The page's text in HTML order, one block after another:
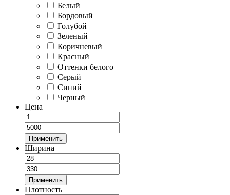
Белый
Бордовый
Голубой
Зеленый
Коричневый
Красный
Оттенки белого
Серый
Синий
Черный
Цена
Применить
Ширина
Применить
Плотность